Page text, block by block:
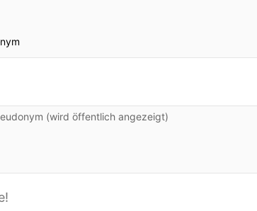
(wird öffentlich angezeigt)